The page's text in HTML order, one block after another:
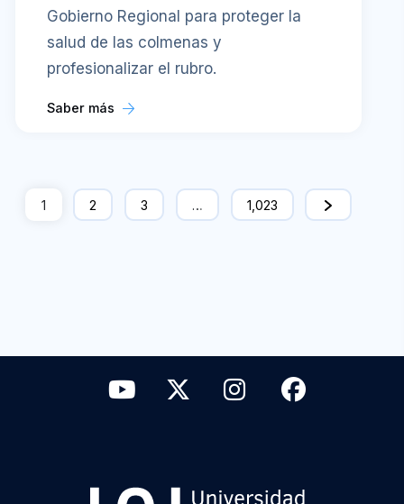
Gobierno Regional para proteger la
salud de las colmenas y
profesionalizar el rubro.
Saber más
1 2 3 … 1,023